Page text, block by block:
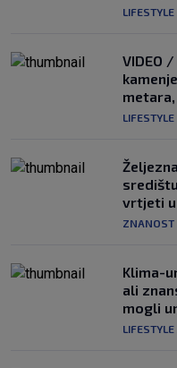
LIFESTYLE
VIDEO
LIFESTYLE
vrtjeti
ZNANOST
Klima-
ali
mogli
LIFESTYLE